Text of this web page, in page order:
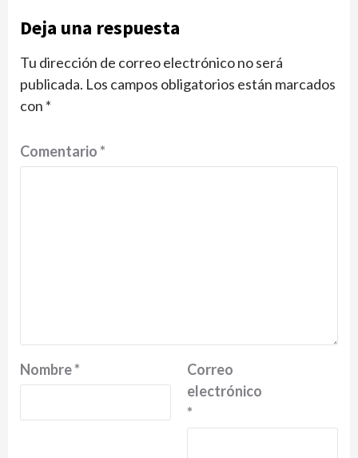
Deja una respuesta
Tu dirección de correo electrónico no será
publicada. Los campos obligatorios están marcados
con *
Comentario*
Nombre*
Correo
electrónico
*